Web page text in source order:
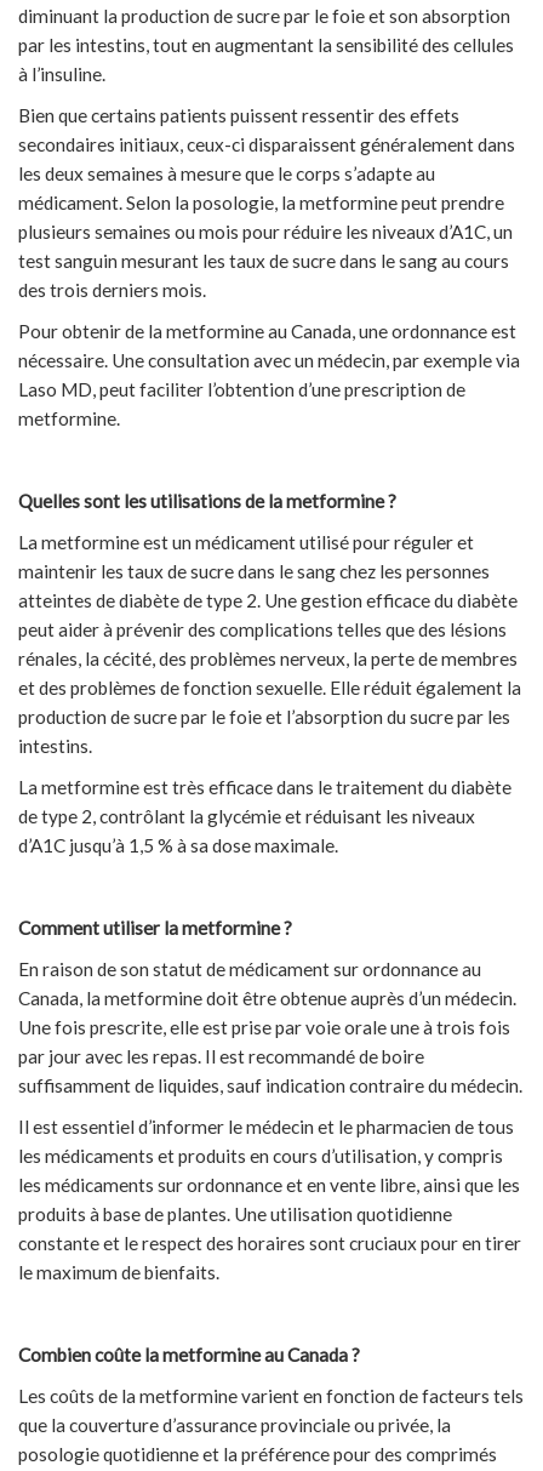
diminuant la production de sucre par le foie et son absorption
par les intestins, tout en augmentant la sensibilité des cellules
à l’insuline.
Bien que certains patients puissent ressentir des effets
secondaires initiaux, ceux-ci disparaissent généralement dans
les deux semaines à mesure que le corps s’adapte au
médicament. Selon la posologie, la metformine peut prendre
plusieurs semaines ou mois pour réduire les niveaux d’A1C, un
test sanguin mesurant les taux de sucre dans le sang au cours
des trois derniers mois.
Pour obtenir de la metformine au Canada, une ordonnance est
nécessaire. Une consultation avec un médecin, par exemple via
Laso MD, peut faciliter l’obtention d’une prescription de
metformine.
Quelles sont les utilisations de la metformine ?
La metformine est un médicament utilisé pour réguler et
maintenir les taux de sucre dans le sang chez les personnes
atteintes de diabète de type 2. Une gestion efficace du diabète
peut aider à prévenir des complications telles que des lésions
rénales, la cécité, des problèmes nerveux, la perte de membres
et des problèmes de fonction sexuelle. Elle réduit également la
production de sucre par le foie et l’absorption du sucre par les
intestins.
La metformine est très efficace dans le traitement du diabète
de type 2, contrôlant la glycémie et réduisant les niveaux
d’A1C jusqu’à 1,5 % à sa dose maximale.
Comment utiliser la metformine ?
En raison de son statut de médicament sur ordonnance au
Canada, la metformine doit être obtenue auprès d’un médecin.
Une fois prescrite, elle est prise par voie orale une à trois fois
par jour avec les repas. Il est recommandé de boire
suffisamment de liquides, sauf indication contraire du médecin.
Il est essentiel d’informer le médecin et le pharmacien de tous
les médicaments et produits en cours d’utilisation, y compris
les médicaments sur ordonnance et en vente libre, ainsi que les
produits à base de plantes. Une utilisation quotidienne
constante et le respect des horaires sont cruciaux pour en tirer
le maximum de bienfaits.
Combien coûte la metformine au Canada ?
Les coûts de la metformine varient en fonction de facteurs tels
que la couverture d’assurance provinciale ou privée, la
posologie quotidienne et la préférence pour des comprimés